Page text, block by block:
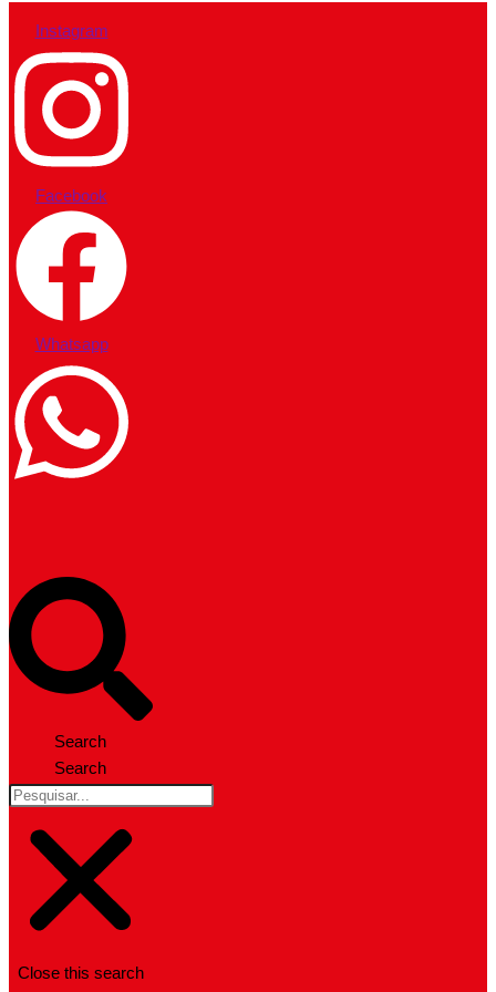
Instagram
Facebook
Whatsapp
Search
Search
Close this search